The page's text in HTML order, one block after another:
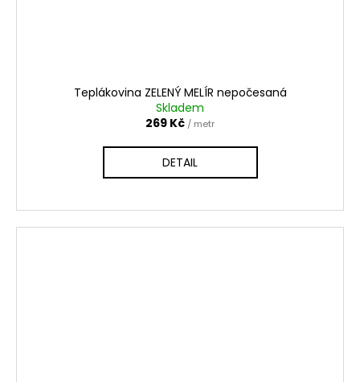
Teplákovina ZELENÝ MELÍR nepočesaná
Skladem
269 Kč / metr
DETAIL